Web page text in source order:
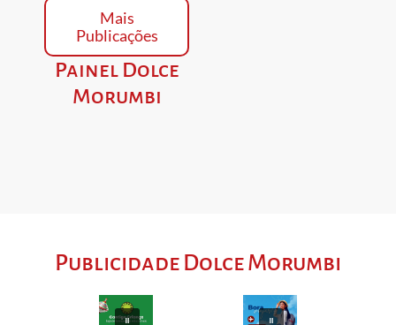
Mais
Publicações
Painel Dolce
Morumbi
Publicidade Dolce Morumbi